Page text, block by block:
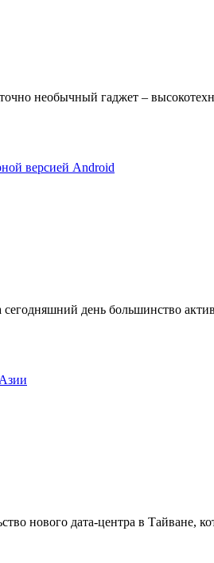
необычный гаджет –
версией Android
сегодняшний день большинство
нового дата-центра в